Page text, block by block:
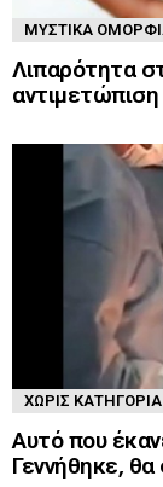
ΜΥΣΤΙΚΆ
Λιπαρότητα
αντιμετώπιση
ΧΩΡΊΣ ΚΑΤΗΓΟΡΊΑ
Αυτό που
Γεννήθηκε, θα